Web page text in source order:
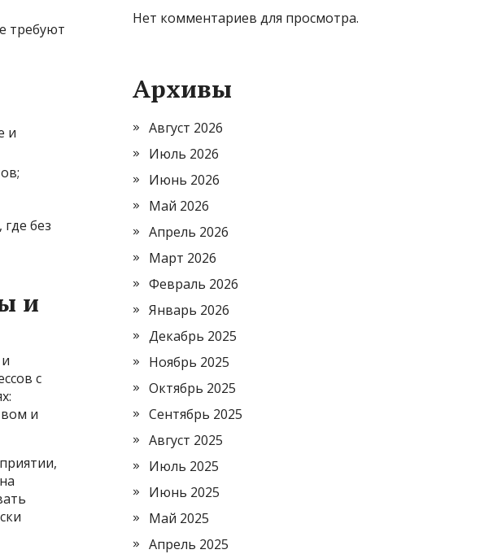
требуют
и
без
и
с
и
Нет комментариев для просмотра.
Архивы
Август 2026
Июль 2026
Июнь 2026
Май 2026
Апрель 2026
Март 2026
Февраль 2026
Январь 2026
Декабрь 2025
Ноябрь 2025
Октябрь 2025
Сентябрь 2025
Август 2025
Июль 2025
Июнь 2025
Май 2025
Апрель 2025